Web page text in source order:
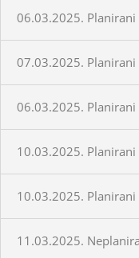
06.03.2025.
07.03.2025.
06.03.2025.
10.03.2025.
10.03.2025.
11.03.2025.